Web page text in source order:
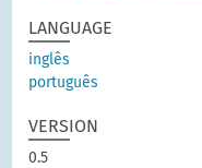
LANGUAGE
inglês
português
VERSION
0.5